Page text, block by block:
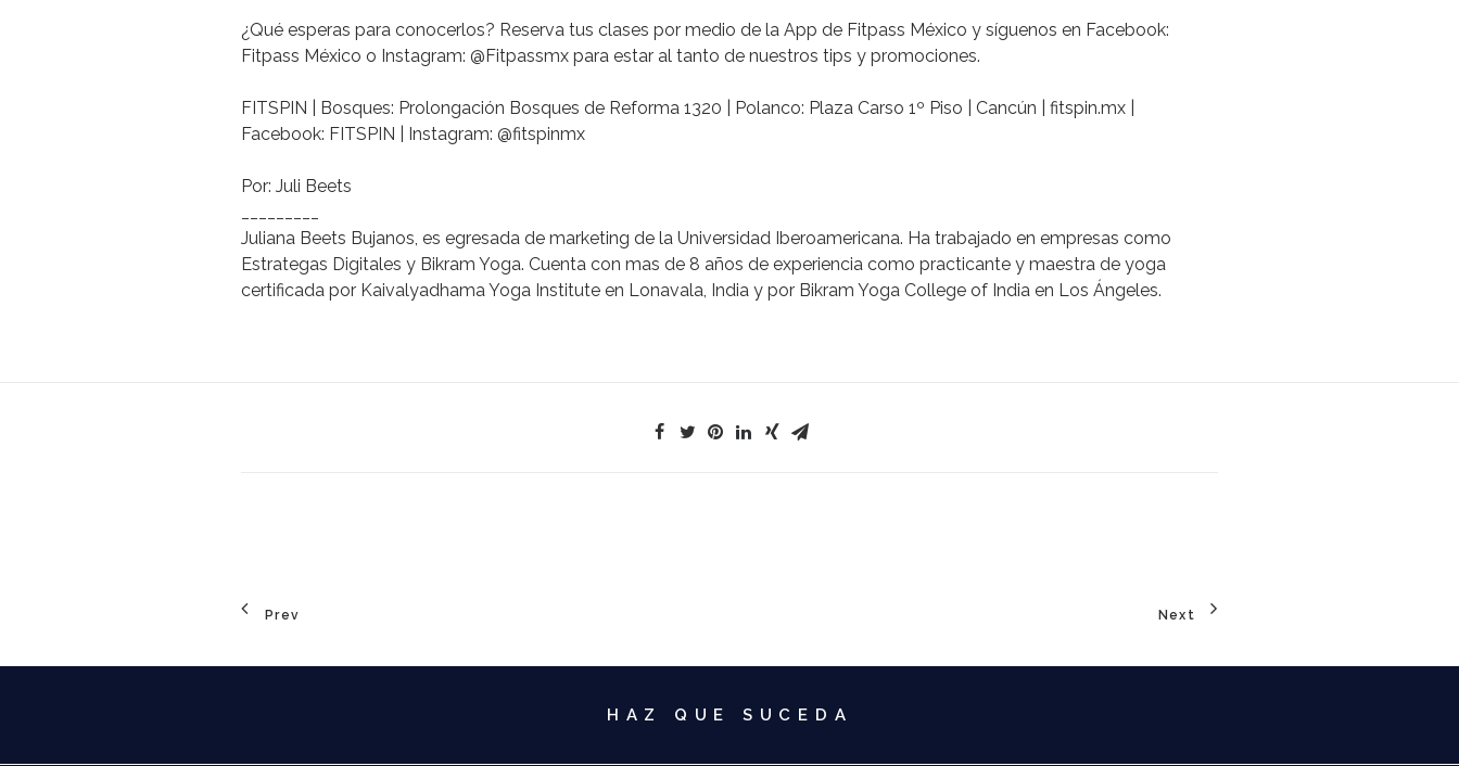
¿Qué esperas para conocerlos? Reserva tus clases por medio de la App de Fitpass México y síguenos en Facebook:
Fitpass México o Instagram: @Fitpassmx para estar al tanto de nuestros tips y promociones.
FITSPIN | Bosques: Prolongación Bosques de Reforma 1320 | Polanco: Plaza Carso 1º Piso | Cancún | fitspin.mx
Facebook: FITSPIN |
Instagram: @fitspinmx
Por: Juli Beets
Juliana Beets Bujanos, es egresada de marketing de la Universidad Iberoamericana. Ha trabajado en empresas como
Estrategas Digitales y Bikram Yoga. Cuenta con mas de 8 años de experiencia como practicante y maestra de yoga
certificada por Kaivalyadhama Yoga Institute en Lonavala, India y por Bikram Yoga College of India en Los Ángeles.
Prev Next
HAZ QUE SUCEDA